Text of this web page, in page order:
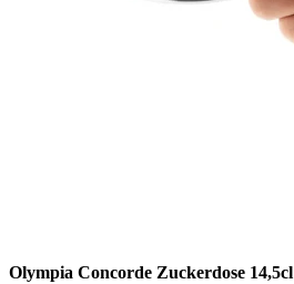
Olympia Concorde Zuckerdose 14,5cl